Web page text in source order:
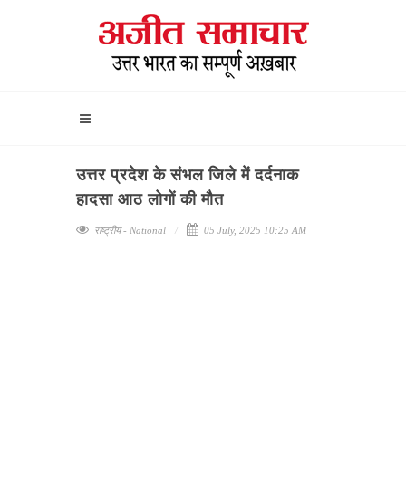
उत्तर प्रदेश के संभल जिले में दर्दनाक
हादसा आठ लोगों की मौत
राष्ट्रीय - National 05 July, 2025 10:25 AM